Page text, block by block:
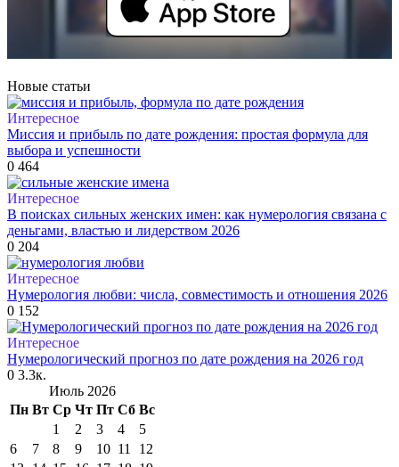
Новые статьи
Интересное
Миссия и прибыль по дате рождения: простая формула для
выбора и успешности
0 464
Интересное
В поисках сильных женских имен: как нумерология связана с
деньгами, властью и лидерством 2026
0 204
Интересное
Нумерология любви: числа, совместимость и отношения 2026
0 152
Интересное
Нумерологический прогноз по дате рождения на 2026 год
0 3.3к.
Июль 2026
Пн Вт Ср Чт Пт Сб Вс
1
2 3 4
5
6
7 8 9 10 11
12